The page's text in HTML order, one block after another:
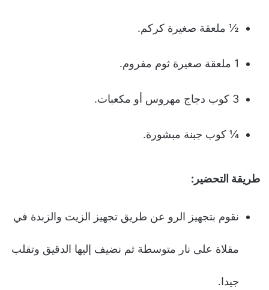
½ ملعقة صغيرة كركم.
1 ملعقة صغيرة ثوم مفروم.
3 كوب دجاج مهروس أو مكعبات.
¼ كوب جبنة مبشورة.
طريقة التحضير :
نقوم بتجهيز الرو عن طريق تجهيز الزيت والزبدة في
مقلاة على نار متوسطة ثم نضيف إليها الدقيق وتقلب
جيدا.